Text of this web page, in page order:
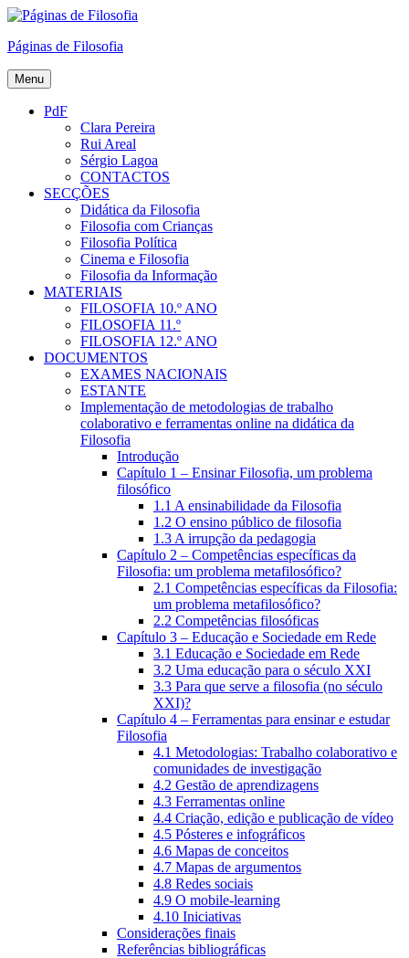
Skip
content
Páginas de Filosofia
Menu
PdF
Clara Pereira
Rui Areal
Sérgio Lagoa
CONTACTOS
SECÇÕES
Didática da Filosofia
Filosofia com Crianças
Filosofia Política
Cinema e Filosofia
Filosofia da Informação
MATERIAIS
FILOSOFIA 10.º ANO
FILOSOFIA 11.º
FILOSOFIA 12.º ANO
DOCUMENTOS
EXAMES NACIONAIS
ESTANTE
Implementação de metodologias de trabalho
colaborativo e ferramentas online na didática da
Filosofia
Introdução
Capítulo 1 – Ensinar Filosofia, um problema
filosófico
1.1 A ensinabilidade da Filosofia
1.2 O ensino público de filosofia
1.3 A irrupção da pedagogia
Capítulo 2 – Competências específicas da
Filosofia: um problema metafilosófico?
2.1 Competências específicas da Filosofia:
um problema metafilosófico?
2.2 Competências filosóficas
Capítulo 3 – Educação e Sociedade em Rede
3.1 Educação e Sociedade em Rede
3.2 Uma educação para o século XXI
3.3 Para que serve a filosofia (no século
XXI)?
Capítulo 4 – Ferramentas para ensinar e estudar
Filosofia
4.1 Metodologias: Trabalho colaborativo e
comunidades de investigação
4.2 Gestão de aprendizagens
4.3 Ferramentas online
4.4 Criação, edição e publicação de vídeo
4.5 Pósteres e infográficos
4.6 Mapas de conceitos
4.7 Mapas de argumentos
4.8 Redes sociais
4.9 O mobile-learning
4.10 Iniciativas
Considerações finais
Referências bibliográficas